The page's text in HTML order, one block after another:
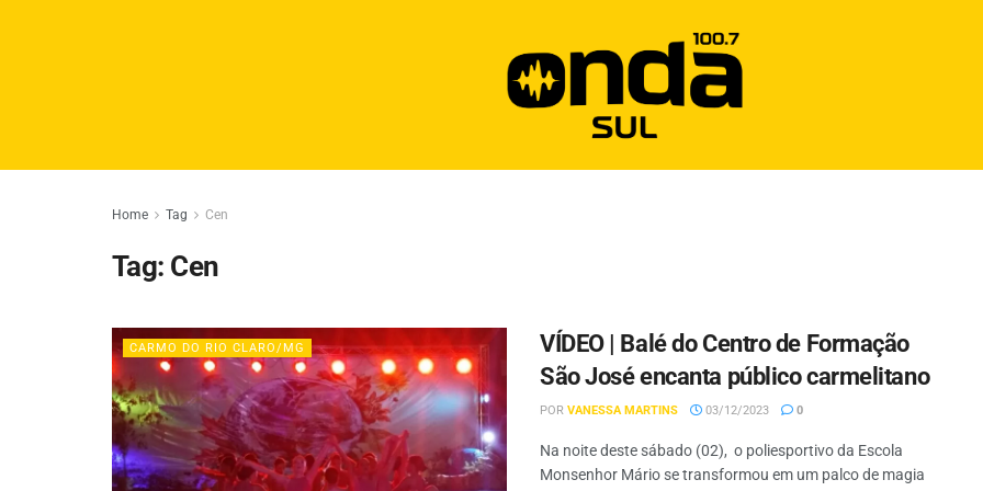
Home Tag Cen
Tag: Cen
CARMO DO RIO CLARO/MG
VÍDEO | Balé do Centro de Formação
São José encanta público carmelitano
POR VANESSA MARTINS 03/12/2023 0
Na noite deste sábado (02), o poliesportivo da Escola
Monsenhor Mário se transformou em um palco de magia